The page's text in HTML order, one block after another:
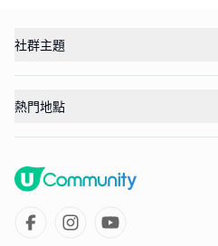
社群主題
熱門地點